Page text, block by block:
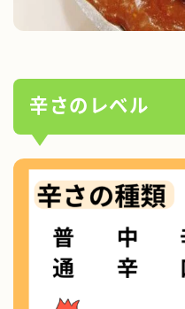
辛さのレベル